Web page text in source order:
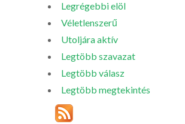
Legrégebbi elöl
Véletlenszerű
Utoljára aktív
Legtöbb szavazat
Legtöbb válasz
Legtöbb megtekintés